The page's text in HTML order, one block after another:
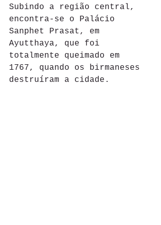
Subindo a região central,
encontra-se o Palácio
Sanphet Prasat, em
Ayutthaya, que foi
totalmente queimado em
1767, quando os birmaneses
destruíram a cidade.